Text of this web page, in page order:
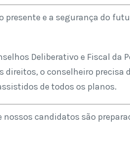
presente e a segurança do
Deliberativo e Fiscal da
direitos, o conselheiro precisa
de todos os planos.
nossos candidatos são